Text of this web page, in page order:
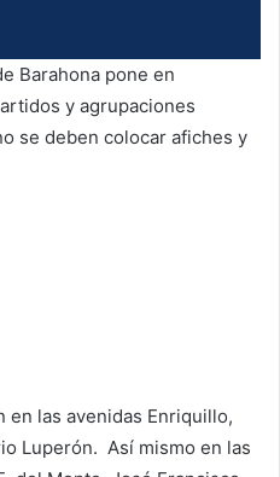
Barahona pone en
y agrupaciones
se deben colocar afiches y
en las avenidas Enriquillo,
Luperón. Así mismo en las